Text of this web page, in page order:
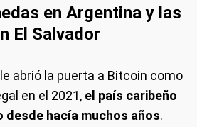
en Argentina y las
El Salvador
abrió la puerta a Bitcoin como
en el 2021, el país caribeño
desde hacía muchos años.